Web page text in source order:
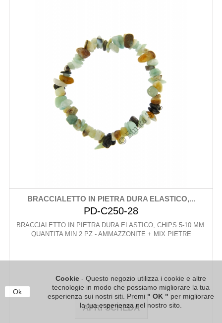
Ok
Cookie - Questo negozio utilizza i cookie e altre
tecnologie in modo che possiamo migliorare la tua
esperienza sui nostri siti. Premi " OK " per migliorare
la tua esperienza nel nostro sito.
BRACCIALETTO IN PIETRA DURA ELASTICO,...
PD-C250-28
BRACCIALETTO IN PIETRA DURA ELASTICO, CHIPS 5-10 MM.
QUANTITA MIN 2 PZ - AMMAZZONITE + MIX PIETRE
APRI SCHEDA